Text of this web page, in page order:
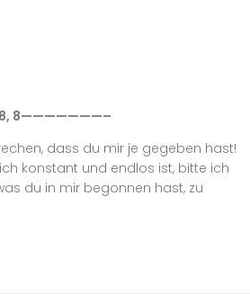
8———————–
dass du mir je gegeben hast!
konstant und endlos ist, bitte ich
du in mir begonnen hast, zu